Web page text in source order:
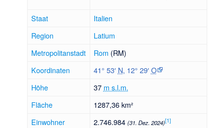
Staat
Italien
Region
Latium
Metropolitanstadt
Rom (RM)
Koordinaten
41° 53′ N, 12° 29′O
Höhe
37 m s.l.m.
Fläche
1287,36 km²
Einwohner
2.746.984 (31. Dez. 2024)[1]